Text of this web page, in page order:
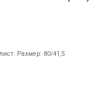
Размер: 80/41,5